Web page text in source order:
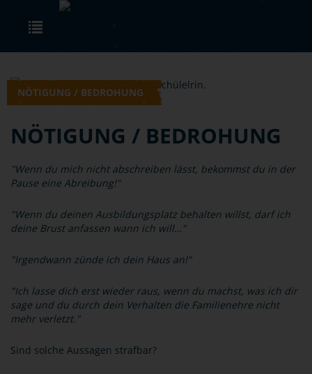
Skip to main content
NÖTIGUNG / BEDROHUNG
NÖTIGUNG / BEDROHUNG
"Wenn du mich nicht abschreiben lässt, bekommst du in der
Pause eine Abreibung!"
"Wenn du deinen Ausbildungsplatz behalten willst, darf ich
deine Brust anfassen wann ich will…"
"Irgendwann zünde ich dein Haus an!"
"Ich lasse dich erst wieder raus, wenn du machst, was ich dir
sage und du durch dein Verhalten die Familienehre nicht
mehr verletzt."
Sind solche Aussagen strafbar?